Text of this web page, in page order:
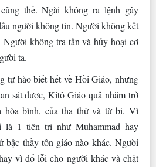
thế. Ngài không ra lệnh gây
người không tin. Người không kết
không tra tấn và hủy hoại cơ
ta.
tự hào biết hết về Hồi Giáo, nhưng
sát được, Kitô Giáo quả nhằm trở
hòa bình, của tha thứ và từ bi. Vì
là 1 tiên tri như Muhammad hay
bậc thầy tôn giáo nào khác. Người
vì đổ lỗi cho người khác và chặt